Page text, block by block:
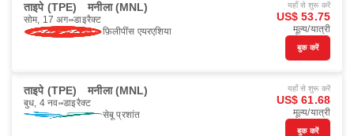
ताइपे (TPE) मनीला (MNL)
सोम, 17 अग॰ डाइरैक्ट
फ़िलीपींस एयरएशिया
यहाँ से शुरू करें
US$ 53.75
मूल्य/यात्री
बुक करें
ताइपे (TPE) मनीला (MNL)
बुध, 4 नव॰ डाइरैक्ट
सेबू प्रशांत
यहाँ से शुरू करें
US$ 61.68
मूल्य/यात्री
बुक करें